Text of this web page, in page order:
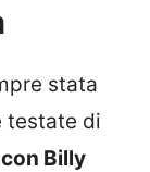
stata
testate di
Billy